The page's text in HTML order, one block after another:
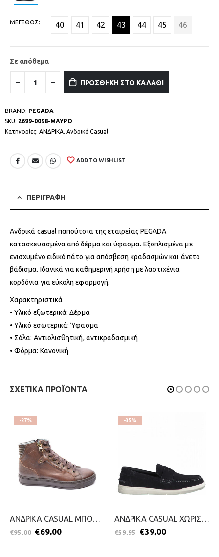
ΜΕΓΕΘΟΣ 40 41 42 43 44 45 46
Σε απόθεμα
ΠΡΟΣΘΗΚΗ ΣΤΟ ΚΑΛΑΘΙ
BRAND: PEGADA
SKU: 2699-0098-ΜΑΥΡΟ
Κατηγορίες: ΑΝΔΡΙΚΑ, Ανδρικά Casual
ADD TO WISHLIST
ΠΕΡΙΓΡΑΦΗ
Ανδρικά casual παπούτσια της εταιρείας PEGADA
κατασκευασμένα από δέρμα και ύφασμα. Εξοπλισμένα με
ενισχυμένο ειδικό πάτο για απόσβεση κραδασμών και άνετο
βάδισμα. Ιδανικά για καθημερινή χρήση με λαστιχένια
κορδόνια για εύκολη εφαρμογή.
Χαρακτηριστικά
• Υλικό εξωτερικά: Δέρμα
• Υλικό εσωτερικά: Ύφασμα
• Σόλα: Αντιολισθητική, αντικραδασμική
• Φόρμα: Κανονική
ΣΧΕΤΙΚΑ ΠΡΟΪΟΝΤΑ
-27%
ΑΝΔΡΙΚΑ CASUAL ΜΠΟΤΑΚΙ-DAMIANI-2111-0176-ΚΑΦΕ
€95,00 €69,00
-35%
ΑΝΔΡΙΚΑ CASUAL ΧΩΡΙΣ ΚΟΡΔΟΝΙ-S.OLIVER-2199-0067-ΜΠΛΕ
€59,95 €39,00